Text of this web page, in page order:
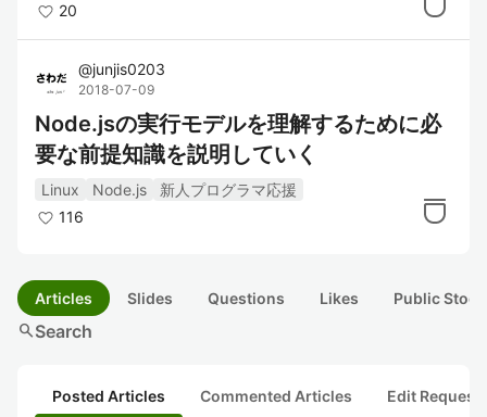
20
@junjis0203
2018-07-09
Node.jsの実行モデルを理解するために必
要な前提知識を説明していく
Linux Node.js
新人プログラマ応援
116
Articles Slides Questions Likes Public
searchSearch
Posted Articles Commented Articles Edit